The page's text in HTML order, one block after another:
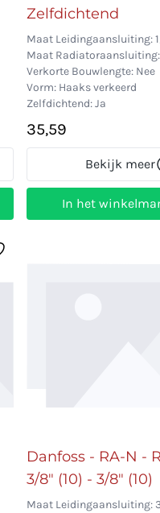
Zelfdichtend
Maat Leidingaansluiting:
Maat Radiatoraansluiting:
Verkorte Bouwlengte: Nee
Vorm: Haaks verkeerd
Zelfdichtend: Ja
35,59
Bekijk meer
In het
Danfoss - RA-N -
3/8" (10) - 3/8" (10)
Maat Leidingaansluiting: